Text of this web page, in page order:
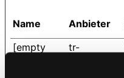
Name Anbieter
[empty
tr-